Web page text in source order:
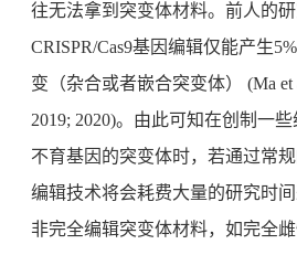
往无法拿到突变体材料。前人的
CRISPR/Cas9基因编辑仅能产生
变（杂合或者嵌合突变体） (Ma et
2019; 2020)。由此可知在创制一
不育基因的突变体时，若通过常规
编辑技术将会耗费大量的研究时
非完全编辑突变体材料，如完全